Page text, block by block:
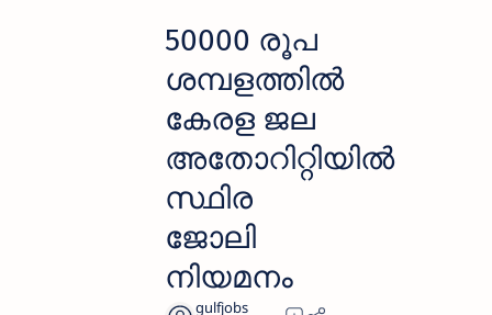
50000 രൂപ
ശമ്പളത്തില്‍
കേരള ജല
അതോറിറ്റിയില്‍
സ്ഥിര
ജോലി
നിയമനം